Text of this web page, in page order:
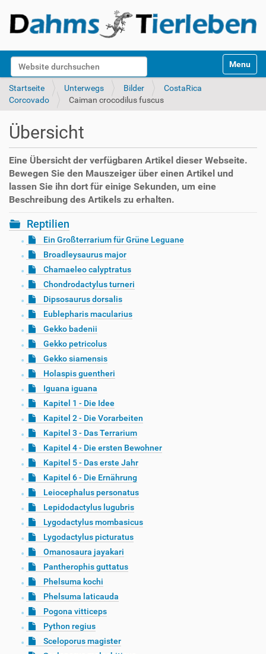
Website durchsuchen
k
Toggle
Startseite Unterwegs Bilder
CostaRica
Corcovado
Caiman crocodilus fuscus
Übersicht
Eine Übersicht der verfügbaren Artikel dieser Webseite.
Bewegen Sie den Mauszeiger über einen Artikel und
lassen Sie ihn dort für einige Sekunden, um eine
Beschreibung des Artikels zu erhalten.
Reptilien
Ein Großterrarium für Grüne Leguane
Broadleysaurus major
Chamaeleo calyptratus
Chondrodactylus turneri
Dipsosaurus dorsalis
Eublepharis macularius
Gekko badenii
Gekko petricolus
Gekko siamensis
Holaspis guentheri
Iguana iguana
Kapitel 1 - Die Idee
Kapitel 2 - Die Vorarbeiten
Kapitel 3 - Das Terrarium
Kapitel 4 - Die ersten Bewohner
Kapitel 5 - Das erste Jahr
Kapitel 6 - Die Ernährung
Leiocephalus personatus
Lepidodactylus lugubris
Lygodactylus mombasicus
Lygodactylus picturatus
Omanosaura jayakari
Pantherophis guttatus
Phelsuma kochi
Phelsuma laticauda
Pogona vitticeps
Python regius
Sceloporus magister